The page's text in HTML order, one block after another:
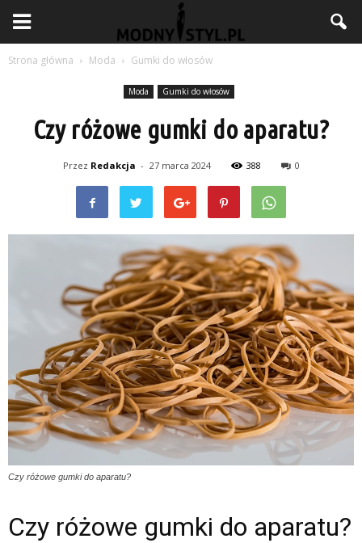
Strona główna Moda Gumki do włosów
Moda Gumki do włosów
Czy różowe gumki do aparatu?
Przez Redakcja - 27 marca 2024 388 0
Czy różowe gumki do aparatu?
Czy różowe gumki do aparatu?